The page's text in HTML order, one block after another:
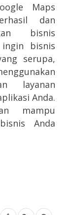
Maps
dan
bisnis
bisnis
serupa,
layanan
Anda.
mampu
Anda